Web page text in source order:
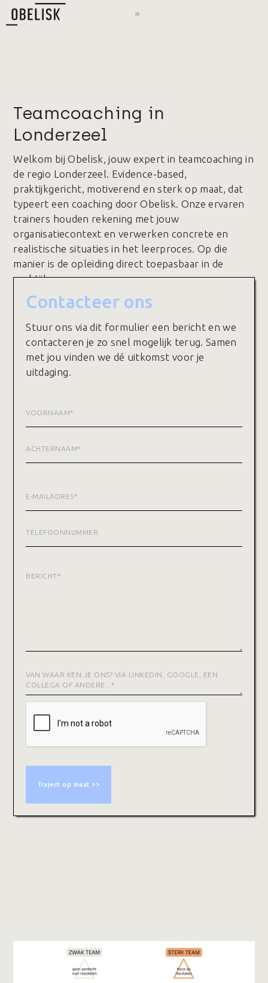
Teamcoaching in
Londerzeel
Welkom bij Obelisk, jouw expert in teamcoaching in
de regio Londerzeel. Evidence-based,
praktijkgericht, motiverend en sterk op maat, dat
typeert een coaching door Obelisk. Onze ervaren
trainers houden rekening met jouw
organisatiecontext en verwerken concrete en
realistische situaties in het leerproces. Op die
manier is de opleiding direct toepasbaar in de
praktijk.
Contacteer ons
Stuur ons via dit formulier een bericht en we
contacteren je zo snel mogelijk terug. Samen
met jou vinden we dé uitkomst voor je
uitdaging.